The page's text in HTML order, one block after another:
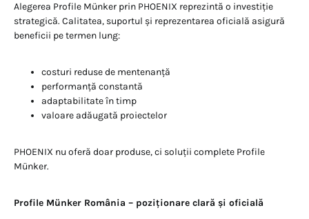
Alegerea Profile Münker prin PHOENIX reprezintă o investiție
strategică. Calitatea, suportul și reprezentarea oficială asigură
beneficii pe termen lung:
costuri reduse de mentenanță
performanță constantă
adaptabilitate în timp
valoare adăugată proiectelor
PHOENIX nu oferă doar produse, ci soluții complete Profile
Münker.
Profile Münker România – poziționare clară și oficială